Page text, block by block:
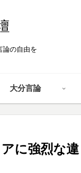
論の自由を
大分言論
に強烈な違